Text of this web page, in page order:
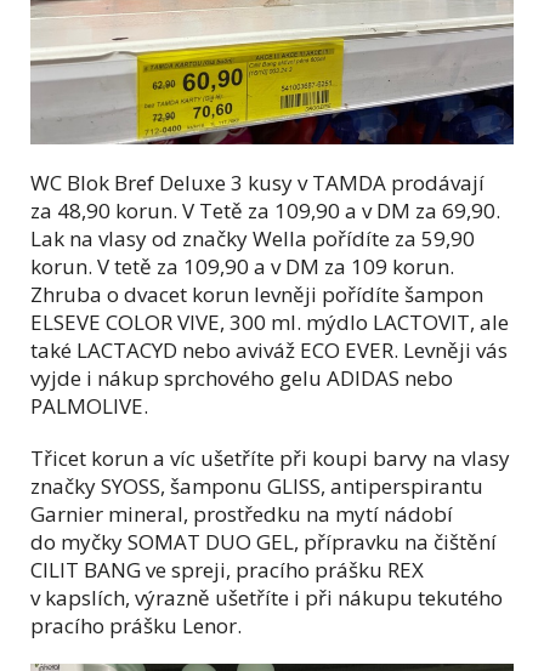
WC Blok Bref Deluxe 3 kusy v TAMDA prodávají
za 48,90 korun. V Tetě za 109,90 a v DM za 69,90.
Lak na vlasy od značky Wella pořídíte za 59,90
korun. V tetě za 109,90 a v DM za 109 korun.
Zhruba o dvacet korun levněji pořídíte šampon
ELSEVE COLOR VIVE, 300 ml. mýdlo LACTOVIT, ale
také LACTACYD nebo aviváž ECO EVER. Levněji vás
vyjde i nákup sprchového gelu ADIDAS nebo
PALMOLIVE.
Třicet korun a víc ušetříte při koupi barvy na vlasy
značky SYOSS, šamponu GLISS, antiperspirantu
Garnier mineral, prostředku na mytí nádobí
do myčky SOMAT DUO GEL, přípravku na čištění
CILIT BANG ve spreji, pracího prášku REX
v kapslích, výrazně ušetříte i při nákupu tekutého
pracího prášku Lenor.